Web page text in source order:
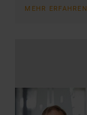
MEHR ERFAHREN